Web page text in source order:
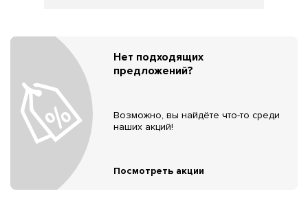
Нет подходящих
предложений?
Возможно, вы найдёте что-то среди
наших акций!
Посмотреть акции